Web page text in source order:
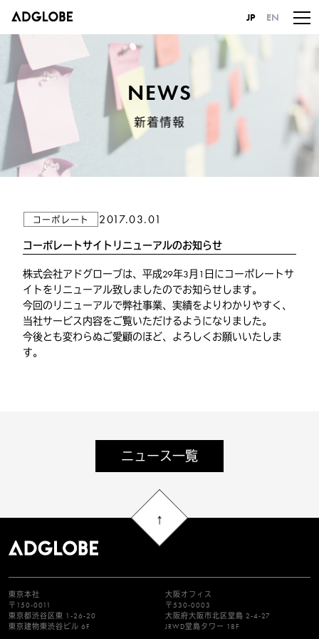
JP EN
NEWS
新着情報
コーポレート 2017.03.01
コーポレートサイトリニューアルのお知らせ
株式会社アドグローブは、平成29年3月1日にコーポレートサ
イトをリニューアル致しましたのでお知らせします。
今回のリニューアルで弊社事業、実績をよりわかりやすく、
当社サービス内容をご覧いただけるようになりました。
今後とも変わらぬご愛顧のほど、よろしくお願いいたしま
す。
ニュース一覧
東京本社
〒150-0011
東京都渋谷区東 1-26-20
東京建物東渋谷ビル 6F
大阪オフィス
〒530-0003
大阪府大阪市北区堂島 2-4-27
JRWD堂島タワー 18F